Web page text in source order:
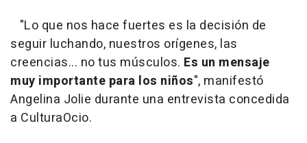
"Lo que nos hace fuertes es la decisión de
seguir luchando, nuestros orígenes, las
creencias... no tus músculos. Es un mensaje
muy importante para los niños", manifestó
Angelina Jolie durante una entrevista concedida
a CulturaOcio.